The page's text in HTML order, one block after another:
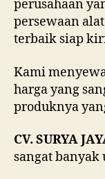
perusahaan
persewaan
terbaik siap
Kami
harga yang
produknya
CV. SURYA
sangat